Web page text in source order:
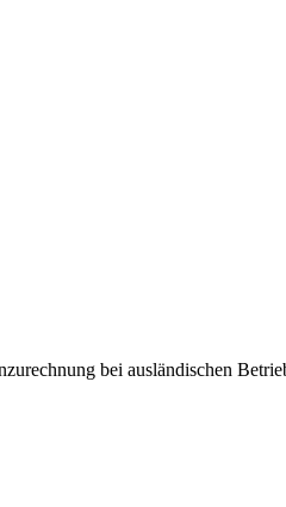
bei ausländischen